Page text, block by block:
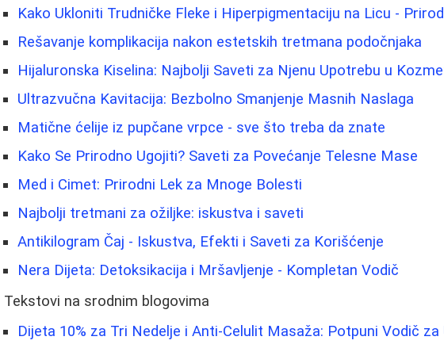
Kako Ukloniti Trudničke Fleke i Hiperpigmentaciju na Licu -
Rešavanje komplikacija nakon estetskih tretmana podočnjaka
Hijaluronska Kiselina: Najbolji Saveti za Njenu Upotrebu u
Ultrazvučna Kavitacija: Bezbolno Smanjenje Masnih Naslaga
Matične ćelije iz pupčane vrpce - sve što treba da znate
Kako Se Prirodno Ugojiti? Saveti za Povećanje Telesne Mase
Med i Cimet: Prirodni Lek za Mnoge Bolesti
Najbolji tretmani za ožiljke: iskustva i saveti
Antikilogram Čaj - Iskustva, Efekti i Saveti za Korišćenje
Nera Dijeta: Detoksikacija i Mršavljenje - Kompletan Vodič
Tekstovi na srodnim blogovima
Dijeta 10% za Tri Nedelje i Anti-Celulit Masaža: Potpuni Vodič